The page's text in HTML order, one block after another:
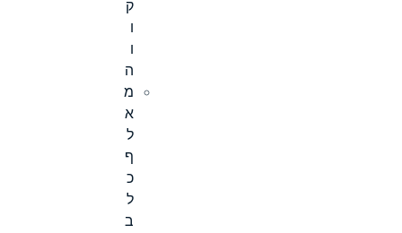
ק
ו
ו
ה
מ
א
ל
ף
כ
ל
ב